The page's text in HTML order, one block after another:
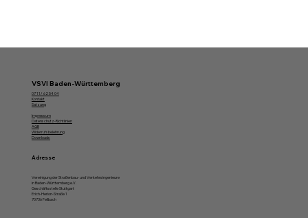
VSVI Baden-Württemberg
07 11/ 62 54 04
Kontakt
Satzung
Impressum
Datenschutz-Richtlinien
AGB
Widerrufsbelehrung
Downloads
Adresse
Vereinigung der Straßenbau- und Verkehrsingenieure
in Baden-Württemberg e.V.
Geschäftsstelle Stuttgart
Erich-Herion-Straße 1
70736 Fellbach